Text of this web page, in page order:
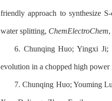
friendly approach to synthesize
water splitting, ChemElectroChem
6. Chunqing Huo; Yingxi Ji;
evolution in a chopped high power
7. Chunqing Huo; Youming